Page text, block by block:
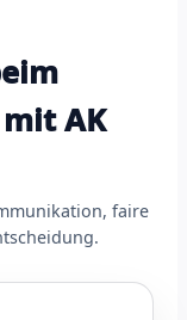
AK
faire